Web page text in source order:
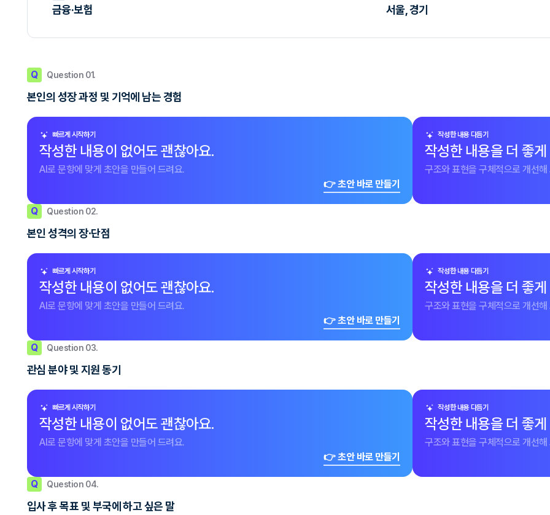
금융·보험 서울, 경기
Q Question 01.
본인의 성장 과정 및 기억에 남는 경험
빠르게 시작하기
작성한 내용이 없어도 괜찮아요.
AI로 문항에 맞게 초안을 만들어 드려요.
👉 초안 바로 만들기
작성한 내용 다듬기
작성한 내용을 더 좋
구조와 표현을 구체적으로 개선해
Q Question 02.
본인 성격의 장∙단점
빠르게 시작하기
작성한 내용이 없어도 괜찮아요.
AI로 문항에 맞게 초안을 만들어 드려요.
👉 초안 바로 만들기
작성한 내용 다듬기
작성한 내용을 더 좋
구조와 표현을 구체적으로 개선해
Q Question 03.
관심 분야 및 지원 동기
빠르게 시작하기
작성한 내용이 없어도 괜찮아요.
AI로 문항에 맞게 초안을 만들어 드려요.
👉 초안 바로 만들기
작성한 내용 다듬기
작성한 내용을 더 좋
구조와 표현을 구체적으로 개선해
Q Question 04.
입사 후 목표 및 부국에 하고 싶은 말